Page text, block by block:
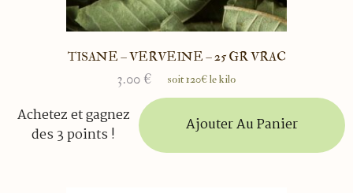
TISANE – VERVEINE – 25 GR VRAC
3.00 € soit 120€ le kilo
Achetez et gagnez
des 3 points !
Ajouter Au Panier